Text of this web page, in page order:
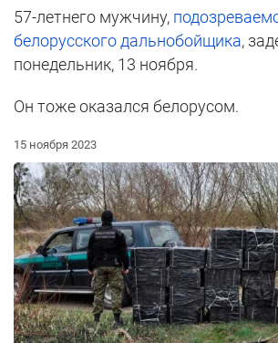
57-летнего мужчину,
белорусского дальнобойщика,
понедельник, 13 ноября.
Он тоже оказался белорусом.
15 ноября 2023